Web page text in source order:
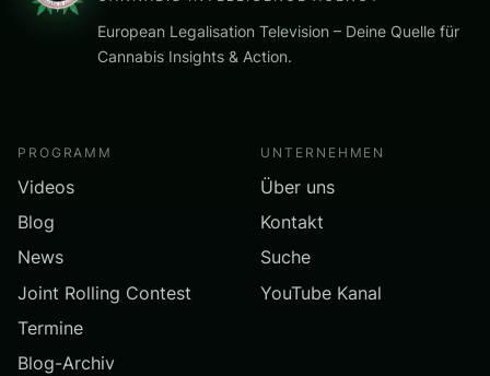
European Legalisation Television – Deine Quelle für
Cannabis Insights & Action.
PROGRAMM
Videos
Blog
News
Joint Rolling Contest
Termine
Blog-Archiv
UNTERNEHMEN
Über uns
Kontakt
Suche
YouTube Kanal